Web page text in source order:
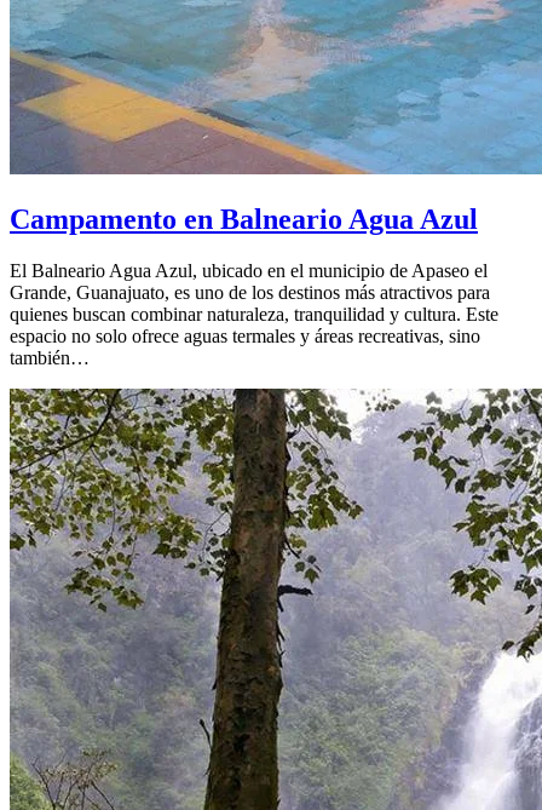
Campamento en Balneario Agua Azul
El Balneario Agua Azul, ubicado en el municipio de Apaseo el
Grande, Guanajuato, es uno de los destinos más atractivos para
quienes buscan combinar naturaleza, tranquilidad y cultura. Este
espacio no solo ofrece aguas termales y áreas recreativas, sino
también…